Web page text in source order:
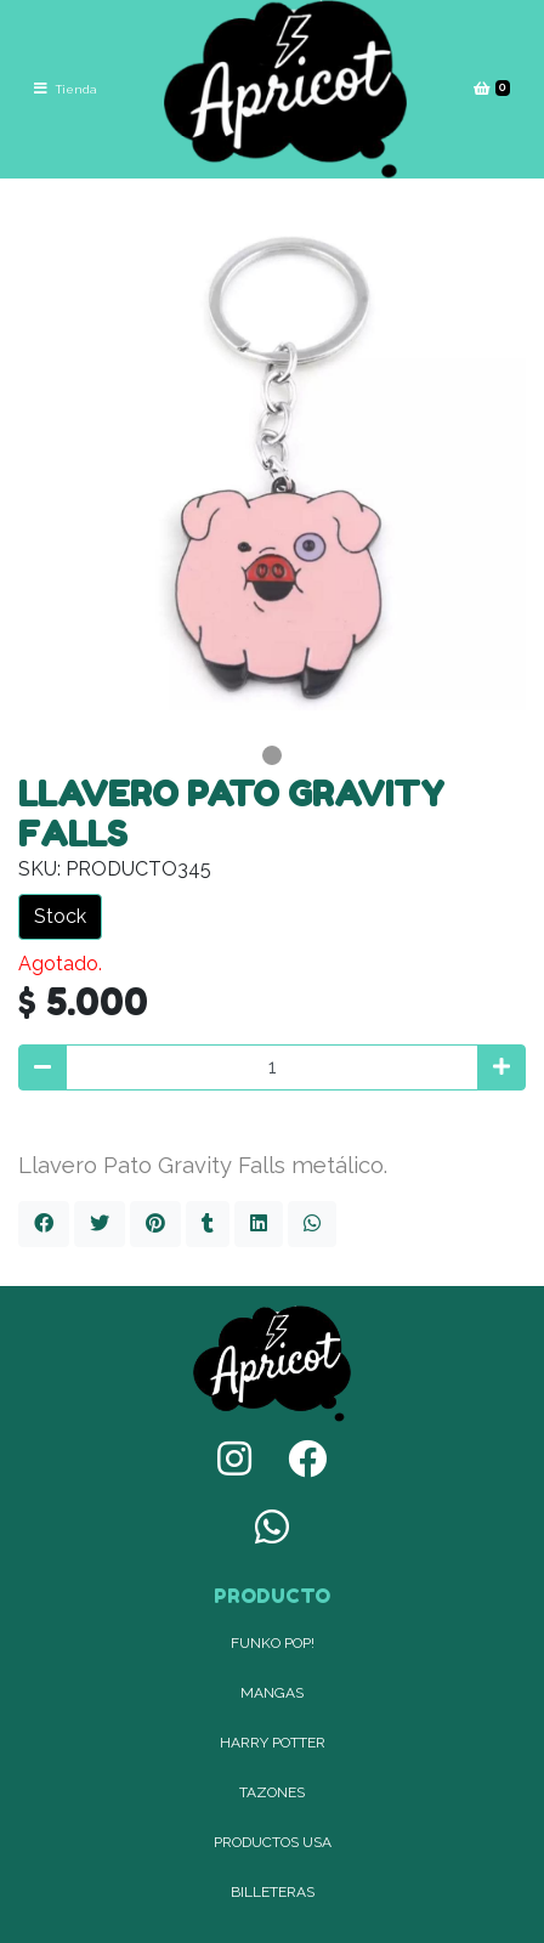
Tienda 0
LLAVERO PATO GRAVITY
FALLS
SKU: PRODUCTO345
Stock
Agotado.
$ 5.000
Llavero Pato Gravity Falls metálico.
PRODUCTO
FUNKO POP!
MANGAS
HARRY POTTER
TAZONES
PRODUCTOS USA
BILLETERAS